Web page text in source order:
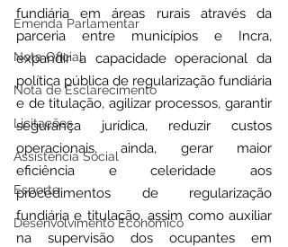
Emenda Parlamentar
Nota Oficial
Nota de Esclarecimento
Licitações
Assistência Social
Esporte
Desenvolvimento Econômico
fundiária em áreas rurais através da
parceria entre municípios e Incra,
expandir a capacidade operacional da
política pública de regularização fundiária
e de titulação, agilizar processos, garantir
segurança jurídica, reduzir custos
operacionais, ainda, gerar maior
eficiência e celeridade aos
procedimentos de regularização
fundiária e titulação, assim como auxiliar
na supervisão dos ocupantes em